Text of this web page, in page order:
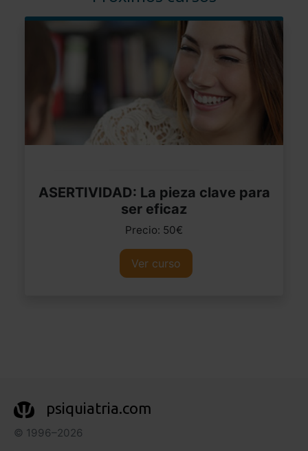
ASERTIVIDAD: La pieza clave para
ser eficaz
Precio: 50€
Ver curso
psiquiatria.com
© 1996–2026